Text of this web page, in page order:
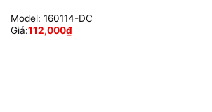
Model: 160114-DC
Giá:112,000₫